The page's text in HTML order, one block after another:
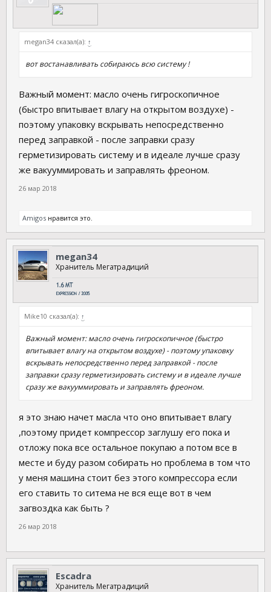
megan34 сказал(а): ↑
вот востанавливать собираюсь всю систему !
Важный момент: масло очень гигроскопичное
(быстро впитывает влагу на открытом воздухе) -
поэтому упаковку вскрывать непосредственно
перед заправкой - после заправки сразу
герметизировать систему и в идеале лучше сразу
же вакууммировать и заправлять фреоном.
26 мар 2018
Amigos нравится это.
megan34
Хранитель Мегатрадиций
Mike10 сказал(а): ↑
Важный момент: масло очень гигроскопичное (быстро
впитывает влагу на открытом воздухе) - поэтому упаковку
вскрывать непосредственно перед заправкой - после
заправки сразу герметизировать систему и в идеале лучше
сразу же вакууммировать и заправлять фреоном.
я это знаю начет масла что оно впитывает влагу
,поэтому придет компрессор заглушу его пока и
отложу пока все остальное покупаю а потом все в
месте и буду разом собирать но проблема в том что
у меня машина стоит без этого компрессора если
его ставить то ситема не вся еще вот в чем
загвоздка как быть ?
26 мар 2018
Escadra
Хранитель Мегатрадиций